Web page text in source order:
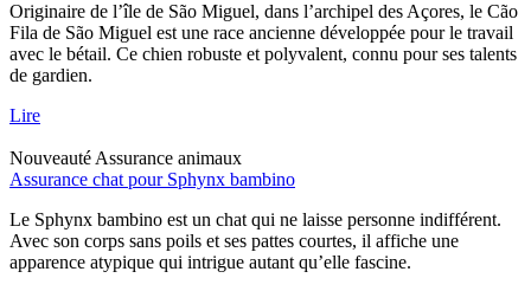
Originaire de l’île de São Miguel, dans l’archipel des Açores, le Cão
Fila de São Miguel est une race ancienne développée pour le travail
avec le bétail. Ce chien robuste et polyvalent, connu pour ses talents
de gardien.
Lire
Nouveauté Assurance animaux
Assurance chat pour Sphynx bambino
Le Sphynx bambino est un chat qui ne laisse personne indifférent.
Avec son corps sans poils et ses pattes courtes, il affiche une
apparence atypique qui intrigue autant qu’elle fascine.